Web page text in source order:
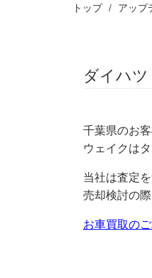
トップ アップ
ダイハ
千葉県のお
ウェイクは
当社は査定
売却検討の
お車買取の